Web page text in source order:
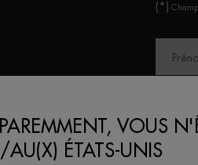
(*)
Genre*
VOUS
AU(X) ÉTATS-UNIS